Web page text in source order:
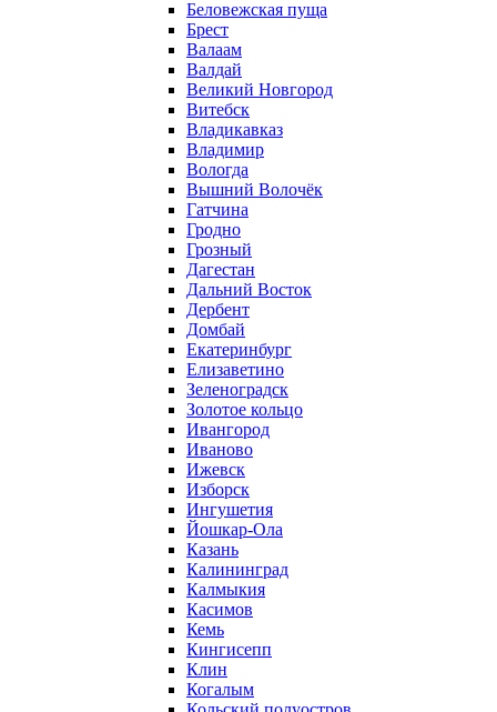
Беловежская пуща
Брест
Валаам
Валдай
Великий Новгород
Витебск
Владикавказ
Владимир
Вологда
Вышний Волочёк
Гатчина
Гродно
Грозный
Дагестан
Дальний Восток
Дербент
Домбай
Екатеринбург
Елизаветино
Зеленоградск
Золотое кольцо
Ивангород
Иваново
Ижевск
Изборск
Ингушетия
Йошкар-Ола
Казань
Калининград
Калмыкия
Касимов
Кемь
Кингисепп
Клин
Когалым